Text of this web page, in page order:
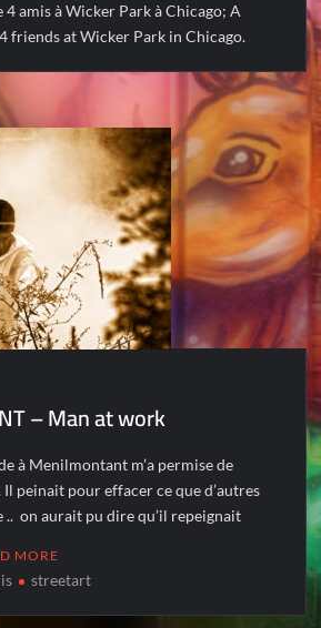
amis à Wicker Park à Chicago; A
friends at Wicker Park in Chicago.
– Man at work
à Menilmontant m’a permise de
peinait pour effacer ce que d’autres
.. on aurait pu dire qu’il repeignait
MORE
streetart